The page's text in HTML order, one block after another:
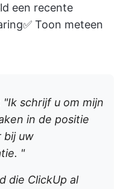
een recente
Toon meteen
"Ik schrijf u om mijn
in de positie
bij uw
"
die ClickUp al